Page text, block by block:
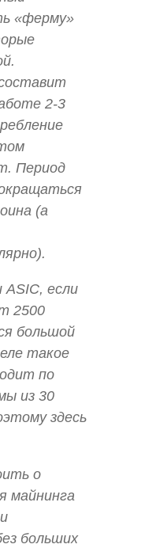
«ферму»
2-3
Период
(а
если
2500
большой
такое
по
из 30
здесь
о
майнинга
больших